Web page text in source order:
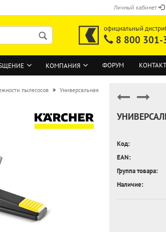
Личный кабинет
ВОЙТИ
пароль?
официальный
8 800 301-
КОМПАНИЯ ФОРУМ
пылесосов » Универсальная
Код:
EAN:
Группа товара:
Наличие: